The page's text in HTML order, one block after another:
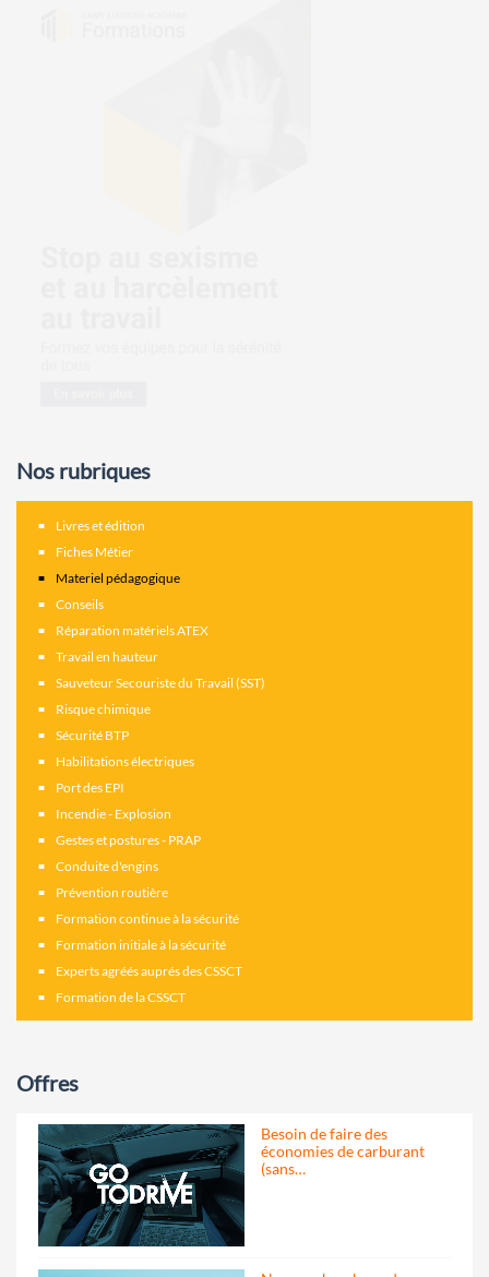
Nos rubriques
Livres et édition
Fiches Métier
Materiel pédagogique
Conseils
Réparation matériels ATEX
Travail en hauteur
Sauveteur Secouriste du Travail (SST)
Risque chimique
Sécurité BTP
Habilitations électriques
Port des EPI
Incendie - Explosion
Gestes et postures - PRAP
Conduite d'engins
Prévention routière
Formation continue à la sécurité
Formation initiale à la sécurité
Experts agréés auprés des CSSCT
Formation de la CSSCT
Offres
Besoin de faire des
économies de carburant
(sans…